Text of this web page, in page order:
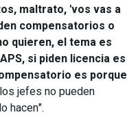
maltrato, 'vos vas a
compensatorios o
quieren, el tema es
si piden licencia es
es porque
jefes no pueden
hacen".